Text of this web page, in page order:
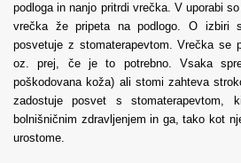
podloga in nanjo pritrdi vrečka. V uporabi
vrečka že pripeta na podlogo. O izbiri
posvetuje z stomaterapevtom. Vrečka se
oz. prej, če je to potrebno. Vsaka
poškodovana koža) ali stomi zahteva
zadostuje posvet s stomaterapevtom,
bolnišničnim zdravljenjem in ga, tako kot
urostome.